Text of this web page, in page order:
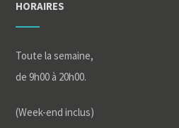
HORAIRES
Toute la semaine,
de 9h00 à 20h00.
(Week-end inclus)